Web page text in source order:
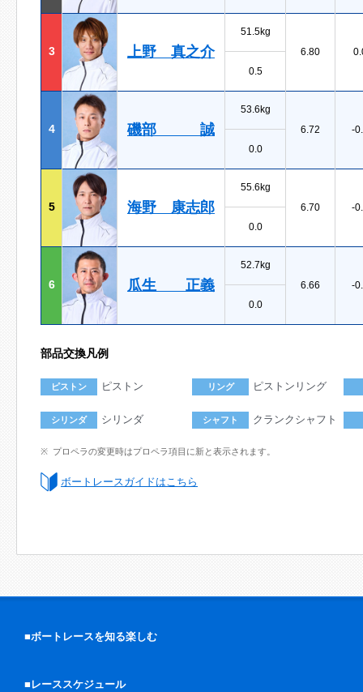
3 上野 真之介
51.5kg
6.80
0.5
4 磯部 誠
53.6kg
6.72
-
0.0
5 海野 康志郎
55.6kg
6.70
-
0.0
6 瓜生 正義
52.7kg
6.66
-
0.0
部品交換凡例
ピストン ピストン リング ピストンリング
シリンダ シリンダ シャフト クランクシャフト
プロペラの変更時はプロペラ項目に新と表示されます。
ボートレースガイドはこちら
■ボートレースを知る楽しむ
■レーススケジュール